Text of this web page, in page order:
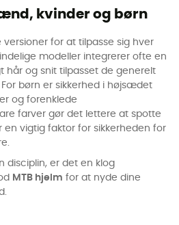
kvinder og børn
versioner for at tilpasse sig hver
modeller integrerer ofte en
hår og snit tilpasset de generelt
børn er sikkerhed i højsædet
og forenklede
farver gør det lettere at spotte
en vigtig faktor for sikkerheden for
disciplin, er det en klog
MTB hjelm for at nyde dine